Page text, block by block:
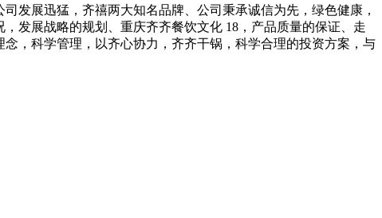
发展迅猛，齐禧两大知名品牌、公司秉承诚信为先，绿色健康，
发展战略的规划、重庆齐齐餐饮文化 18，产品质量的保证、走
，科学管理，以齐心协力，齐齐干锅，科学合理的投资方案，与